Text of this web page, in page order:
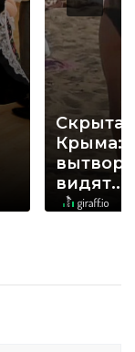
Крыма:
видят...